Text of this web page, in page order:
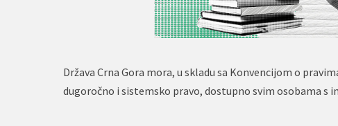
Država Crna Gora mora, u skladu sa Konvencijom o
dugoročno i sistemsko pravo, dostupno svim osobama